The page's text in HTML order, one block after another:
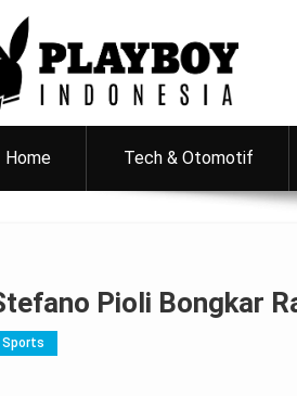
Lifestyle Andalan Pria Indonesia
Home
Tech & Otomotif
Pioli Bongkar
Sports